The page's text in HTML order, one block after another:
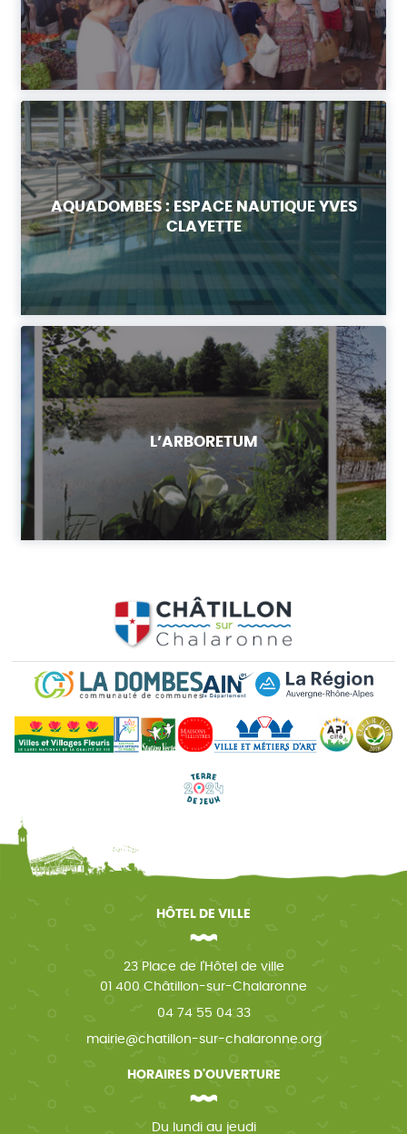
AQUADOMBES : ESPACE NAUTIQUE YVES
CLAYETTE
L’ARBORETUM
HÔTEL DE VILLE
23 Place de l'Hôtel de ville
01 400 Châtillon-sur-Chalaronne
04 74 55 04 33
mairie@chatillon-sur-chalaronne.org
HORAIRES D'OUVERTURE
Du lundi au jeudi